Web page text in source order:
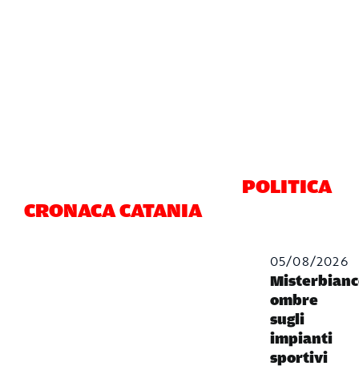
CRONACA CATANIA
POLITICA
05/08/2026
ombre
sugli
impianti
sportivi